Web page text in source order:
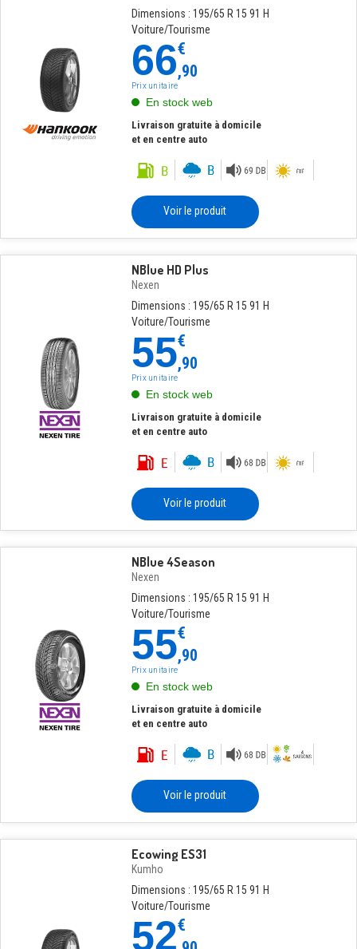
Dimensions : 195/65 R 15 91 H
Voiture/Tourisme
66€
,90
Prix unitaire
En stock web
Livraison gratuite à domicile
et en centre auto
Voir le produit
NBlue HD Plus
Nexen
Dimensions : 195/65 R 15 91 H
Voiture/Tourisme
55€
,90
Prix unitaire
En stock web
Livraison gratuite à domicile
et en centre auto
Voir le produit
NBlue 4Season
Nexen
Dimensions : 195/65 R 15 91 H
Voiture/Tourisme
55€
,90
Prix unitaire
En stock web
Livraison gratuite à domicile
et en centre auto
Voir le produit
Ecowing ES31
Kumho
Dimensions : 195/65 R 15 91 H
Voiture/Tourisme
52€